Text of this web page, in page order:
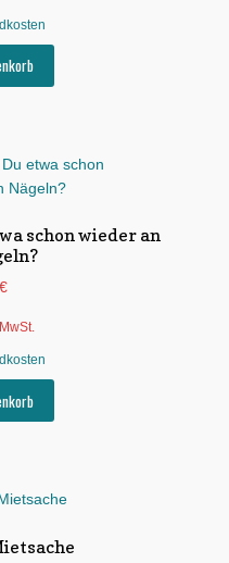
schon wieder an
€